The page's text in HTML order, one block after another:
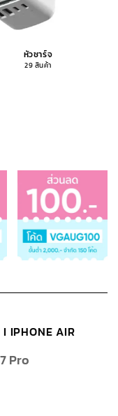
หัวชาร์จ
29 สินค้า
IPHONE AIR
Pro